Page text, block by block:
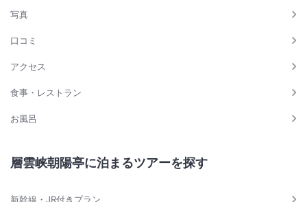
写真
口コミ
アクセス
食事・レストラン
お風呂
層雲峡朝陽亭に泊まるツアーを探す
新幹線・JR付きプラン